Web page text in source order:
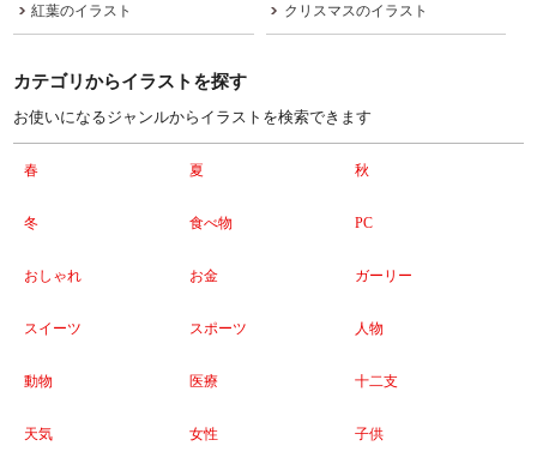
紅葉のイラスト クリスマスのイラスト
カテゴリからイラストを探す
お使いになるジャンルからイラストを検索できます
春 夏 秋
冬 食べ物 PC
おしゃれ お金 ガーリー
スイーツ スポーツ 人物
動物 医療 十二支
天気 女性 子供